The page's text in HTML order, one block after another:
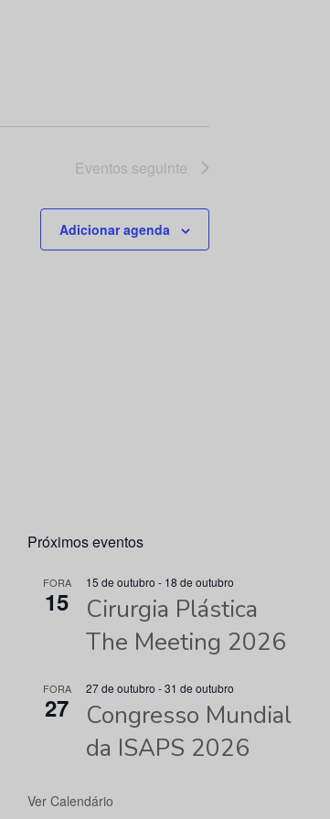
Eventos seguinte
Adicionar agenda
Próximos eventos
FORA
15
15 de outubro - 18 de outubro
Cirurgia Plástica
The Meeting 2026
FORA
27
27 de outubro -31 de outubro
Congresso Mundial
da ISAPS 2026
Ver Calendário